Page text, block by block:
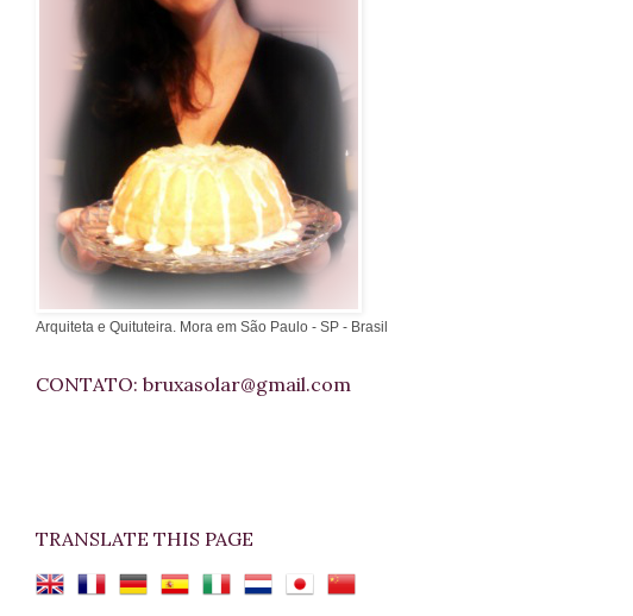
Arquiteta e Quituteira. Mora em São Paulo - SP - Brasil
CONTATO: bruxasolar@gmail.com
TRANSLATE THIS PAGE